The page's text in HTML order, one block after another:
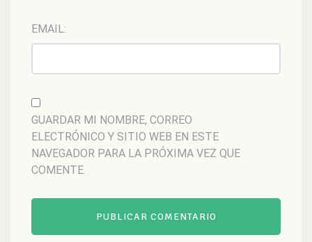
EMAIL:
GUARDAR MI NOMBRE, CORREO
ELECTRÓNICO Y SITIO WEB EN ESTE
NAVEGADOR PARA LA PRÓXIMA VEZ QUE
COMENTE.